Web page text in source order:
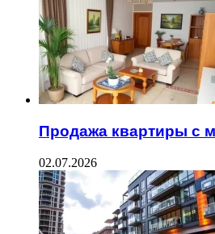
Продажа квартиры с
02.07.2026